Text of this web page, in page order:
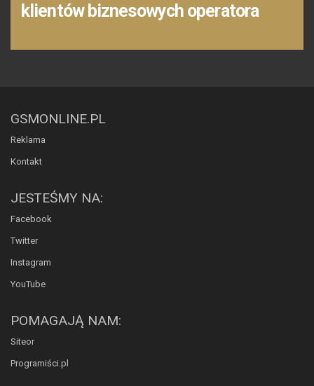
klientów biznesowych operatora
GSMONLINE.PL
Reklama
Kontakt
JESTEŚMY NA:
Facebook
Twitter
Instagram
YouTube
POMAGAJĄ NAM:
Siteor
Programiści.pl